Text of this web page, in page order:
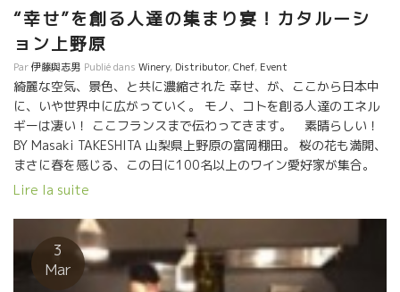
“幸せ”を創る人達の集まり宴！カタルーシ
ョン上野原
Par伊藤與志男 Publié dans Winery, Distributor,Chef, Event
綺麗な空気、景色、と共に濃縮された 幸せ、が、ここから日本中
に、いや世界中に広がっていく。 モノ、コトを創る人達のエネル
ギーは凄い！ ここフランスまで伝わってきます。 素晴らしい！
BY Masaki TAKESHITA 山梨県上野原の富岡棚田。 桜の花も満開、
まさに春を感じる、この日に100名以上のワイン愛好家が集合。
スペインからの2生産者を囲んで楽しい宴が開催された。
ARTIGASオリオル・アルティガス。 新宿から70分移動すれば、
こんな恵まれた自然環境があることにびっくり。 そこに集まった
8店舗のシェフ達。 環境もワインも数々の料理も最高。 自然の中
で飲む自然派ワインの味わいはさらに美味い。参加した人達の笑
Lire la suite
3
Mar